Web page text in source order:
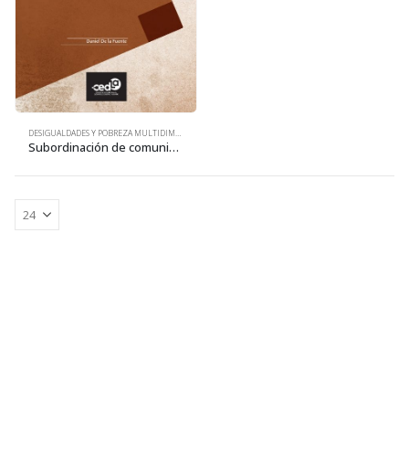
DESIGUALDADES Y POBREZA MULTIDIMENSIONAL
Subordinación de comunidades indígenas y campesinas al capital maderero industrial: estado del arte